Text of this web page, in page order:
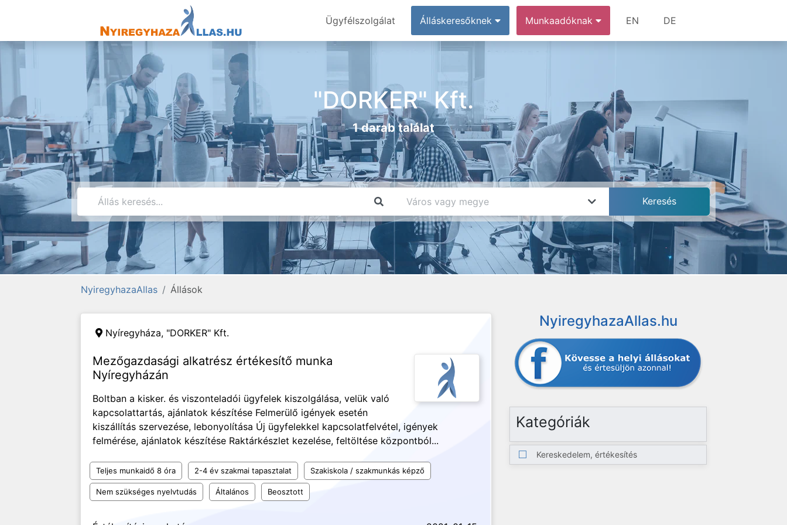
Ügyfélszolgálat Álláskeresőknek Munkaadóknak EN DE
"DORKER" Kft.
1 darab találat
NyiregyhazaAllas Állások
Nyíregyháza, "DORKER" Kft.
Mezőgazdasági alkatrész értékesítő munka
Nyíregyházán
Boltban a kisker. és viszonteladói ügyfelek kiszolgálása, velük való
kapcsolattartás, ajánlatok készítése Felmerülő igények esetén
kiszállítás szervezése, lebonyolítása Új ügyfelekkel kapcsolatfelvétel, igények
felmérése, ajánlatok készítése Raktárkészlet kezelése, feltöltése központból...
Teljes munkaidő 8 óra 2-4 év szakmai tapasztalat Szakiskola / szakmunkás képző
Nem szükséges nyelvtudás Általános Beosztott
NyiregyhazaAllas.hu
Kategóriák
Kereskedelem, értékesítés